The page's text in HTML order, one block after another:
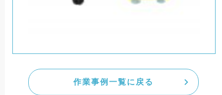
作業事例一覧に戻る